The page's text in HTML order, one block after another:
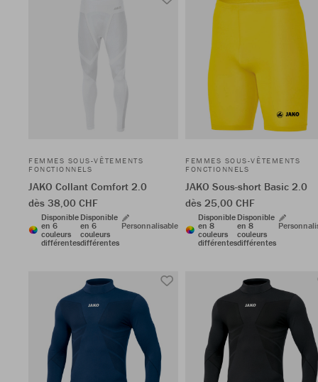
FEMMES SOUS-VÊTEMENTS
FONCTIONNELS
JAKO Collant Comfort 2.0
dès 38,00 CHF
Disponible
en 6
couleurs
différentes
Disponible
en 6
couleurs
différentes
Personnalisable
FEMMES SOUS-VÊTEMENTS
FONCTIONNELS
JAKO Sous-short Basic 2.0
dès 25,00 CHF
Disponible
en 8
couleurs
différentes
Disponible
en 8
couleurs
différentes